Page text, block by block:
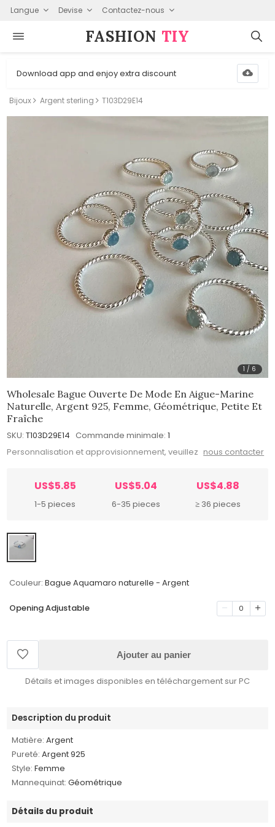
Langue Devise Contactez-nous
FASHION⁠ TIY
Download app and enjoy extra discount
Bijoux Argent sterling T103D29E14
1 / 6
Wholesale Bague Ouverte De Mode En Aigue-Marine
Naturelle, Argent 925, Femme, Géométrique, Petite Et
Fraîche
SKU: T103D29E14 Commande minimale: 1
Personnalisation et approvisionnement, veuillez nous contacter
US$5.85
1-5 pieces
US$5.04
6-35 pieces
US$4.88
≥ 36 pieces
Couleur: Bague Aquamaro naturelle - Argent
Opening Adjustable 0
Ajouter au panier
Détails et images disponibles en téléchargement sur PC
Description du produit
Matière: Argent
Pureté: Argent 925
Style: Femme
Mannequinat: Géométrique
Détails du produit